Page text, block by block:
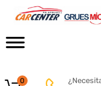
0